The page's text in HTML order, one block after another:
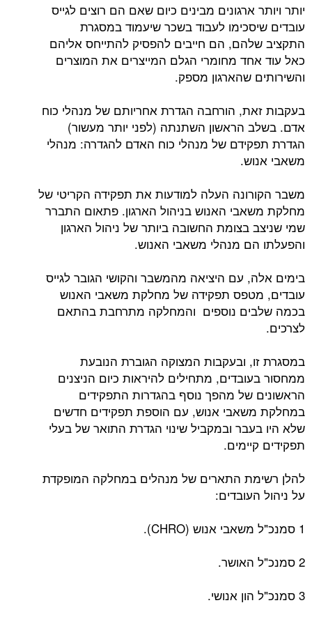
יותר ויותר ארגונים מבינים כיום שאם הם רוצים לגייס
עובדים שיסכימו לעבוד בשכר שיעמוד במסגרת
התקציב שלהם, הם חייבים להפסיק להתייחס אליהם
כאל עוד אחד מחומרי הגלם המייצרים את המוצרים
והשירותים שהארגון מספק.
בעקבות זאת, הורחבה הגדרת אחריותם של מנהלי כוח
אדם. בשלב הראשון השתנתה (לפני יותר מעשור)
הגדרת תפקידם של מנהלי כוח האדם להגדרה: מנהלי
משאבי אנוש.
משבר הקורונה העלה למודעות את תפקידה הקריטי של
מחלקת משאבי האנוש בניהול הארגון. פתאום התברר
שמי שניצב בצומת החשובה ביותר של ניהול הארגון
והפעלתו הם מנהלי משאבי האנוש.
בימים אלה, עם היציאה מהמשבר והקושי הגובר לגייס
עובדים, מטפס תפקידה של מחלקת משאבי האנוש
בכמה שלבים נוספים והמחלקה מתרחבת בהתאם
לצרכים.
במסגרת זו, ובעקבות המצוקה הגוברת הנובעת
ממחסור בעובדים, מתחילים להיראות כיום הניצנים
הראשונים של מהפך נוסף בהגדרות התפקידים
במחלקת משאבי אנוש, עם הוספת תפקידים חדשים
שלא היו בעבר ובמקביל שינוי הגדרת התואר של בעלי
תפקידים קיימים.
להלן רשימת התארים של מנהלים במחלקה המופקדת
על ניהול העובדים:
1 סמנכ"ל משאבי אנוש (CHRO).
2 סמנכ"ל האושר.
3 סמנכ"ל הון אנושי.